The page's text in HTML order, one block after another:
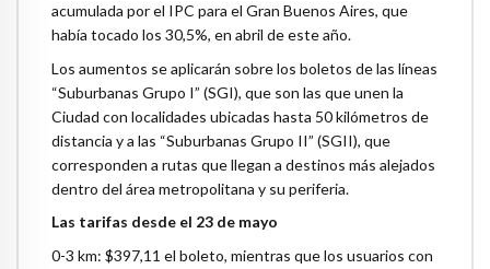
acumulada por el IPC para el Gran Buenos Aires, que
había tocado los 30,5%, en abril de este año.
Los aumentos se aplicarán sobre los boletos de las líneas
“Suburbanas Grupo I” (SGI), que son las que unen la
Ciudad con localidades ubicadas hasta 50 kilómetros de
distancia y a las “Suburbanas Grupo II” (SGII), que
corresponden a rutas que llegan a destinos más alejados
dentro del área metropolitana y su periferia.
Las tarifas desde el 23 de mayo
0-3 km: $397,11 el boleto, mientras que los usuarios con